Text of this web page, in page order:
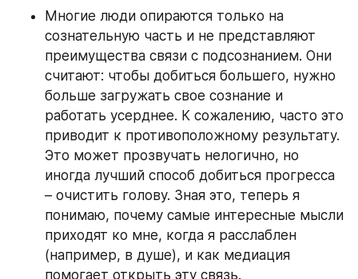
Многие люди опираются только на
сознательную часть и не представляют
преимущества связи с подсознанием. Они
считают: чтобы добиться большего, нужно
больше загружать свое сознание и
работать усерднее. К сожалению, часто это
приводит к противоположному результату.
Это может прозвучать нелогично, но
иногда лучший способ добиться прогресса
– очистить голову. Зная это, теперь я
понимаю, почему самые интересные мысли
приходят ко мне, когда я расслаблен
(например, в душе), и как медиация
помогает открыть эту связь.